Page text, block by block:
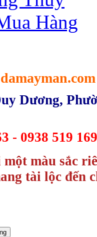
Hàng
damayman.com
Dương,
- 0938 519
màu sắc
tài lộc đến